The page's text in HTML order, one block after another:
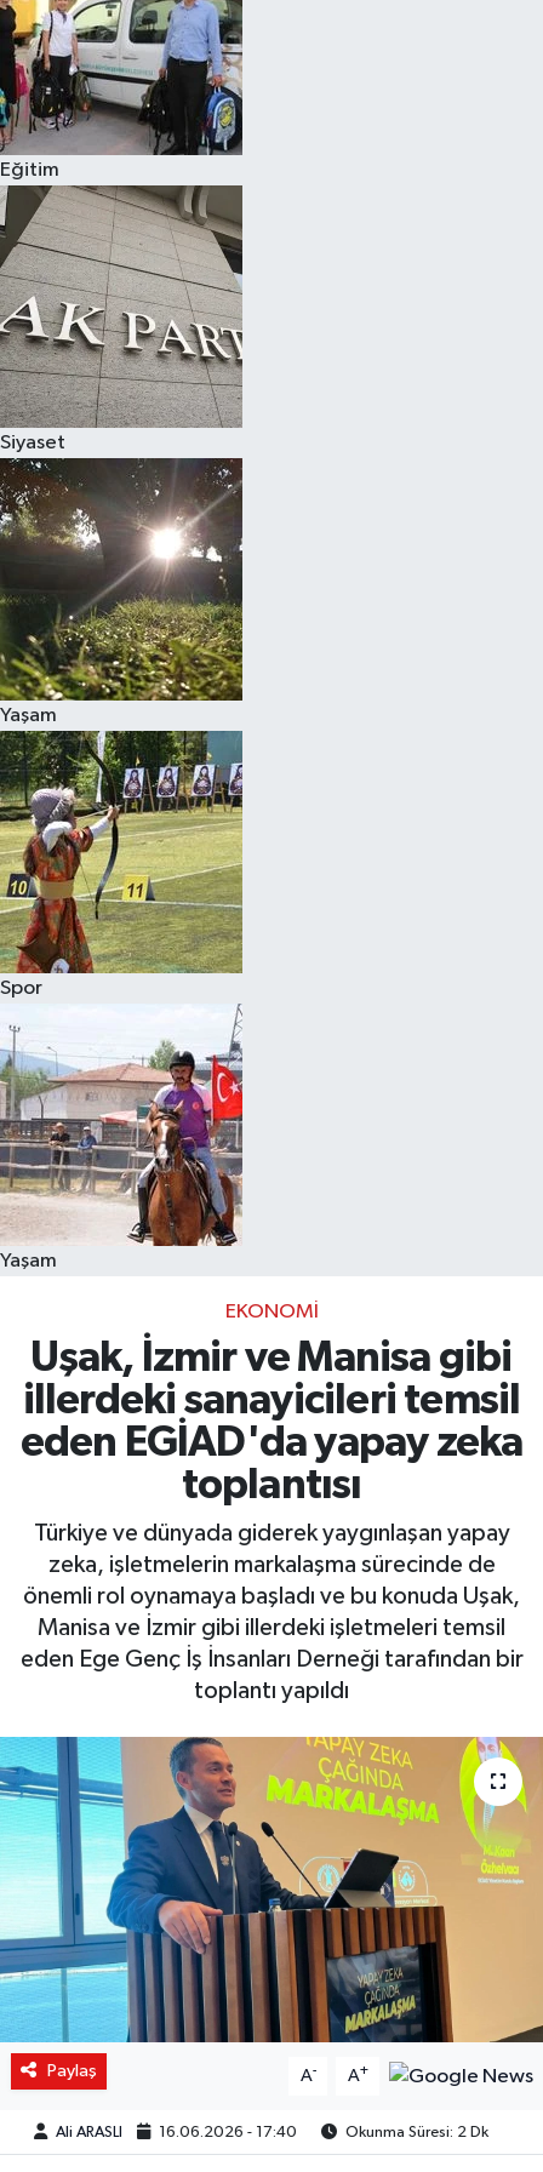
Eğitim
Siyaset
Yaşam
Spor
Yaşam
EKONOMI
Uşak, İzmir ve Manisa gibi
illerdeki sanayicileri temsil
eden EGİAD'da yapay zeka
toplantısı
Türkiye ve dünyada giderek yaygınlaşan yapay
zeka, işletmelerin markalaşma sürecinde de
önemli rol oynamaya başladı ve bu konuda Uşak,
Manisa ve İzmir gibi illerdeki işletmeleri temsil
eden Ege Genç İş İnsanları Derneği tarafından bir
toplantı yapıldı
Paylaş A- A+
Ali ARASLI 16.06.2026 - 17:40 Okunma Süresi: 2 Dk